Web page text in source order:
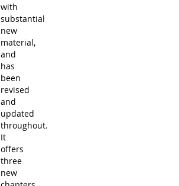
with
substantial
new
material,
and
has
been
revised
and
updated
throughout.
It
offers
three
new